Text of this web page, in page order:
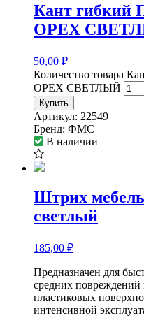
Кант гибкий
ОРЕХ
50,00 ₽
Количество товара
ОРЕХ СВЕТЛЫЙ
Купить
Артикул: 22549
Бренд: ФМС
В наличии
Штрих
светлый
185,00 ₽
Предназначен для
средних
пластиковых
интенсивной